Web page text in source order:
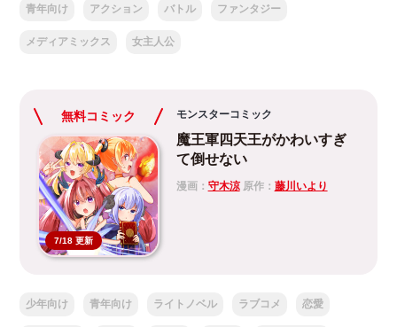
青年向け アクション バトル ファンタジー
メディアミックス 女主人公
無料コミック
7/18 更新
モンスターコミック
魔王軍四天王がかわいすぎ
て倒せない
漫画： 守木涼原作： 藤川いより
少年向け 青年向け ライトノベル ラブコメ 恋愛